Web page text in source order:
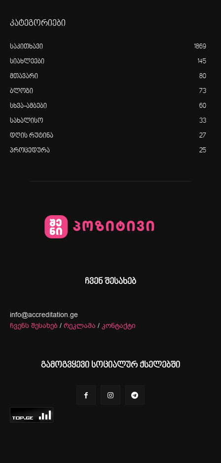
კატეგორიები
საკითხავი 1869
სიახლეები 145
მთავარი 80
ბლოგი 73
სხვა-ამბები 60
სახალისო 33
დღის რუტინა 27
პროცედურა 25
ჩვენ შესახებ
info@accreditation.ge
ჩვენს შესახებ / რეკლამა / კონტაქტი
გამოგვყევი სოციალურ ქსელებში